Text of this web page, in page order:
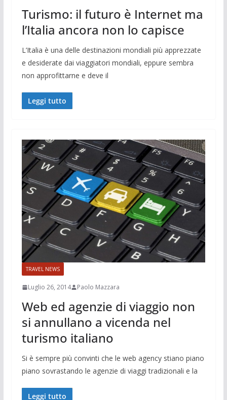
Turismo: il futuro è Internet ma
l’Italia ancora non lo capisce
L’Italia è una delle destinazioni mondiali più apprezzate
e desiderate dai viaggiatori mondiali, eppure sembra
non approfittarne e deve il
Leggi tutto
TRAVEL NEWS
Luglio 26, 2014 Paolo Mazzara
Web ed agenzie di viaggio non
si annullano a vicenda nel
turismo italiano
Si è sempre più convinti che le web agency stiano piano
piano sovrastando le agenzie di viaggi tradizionali e la
Leggi tutto